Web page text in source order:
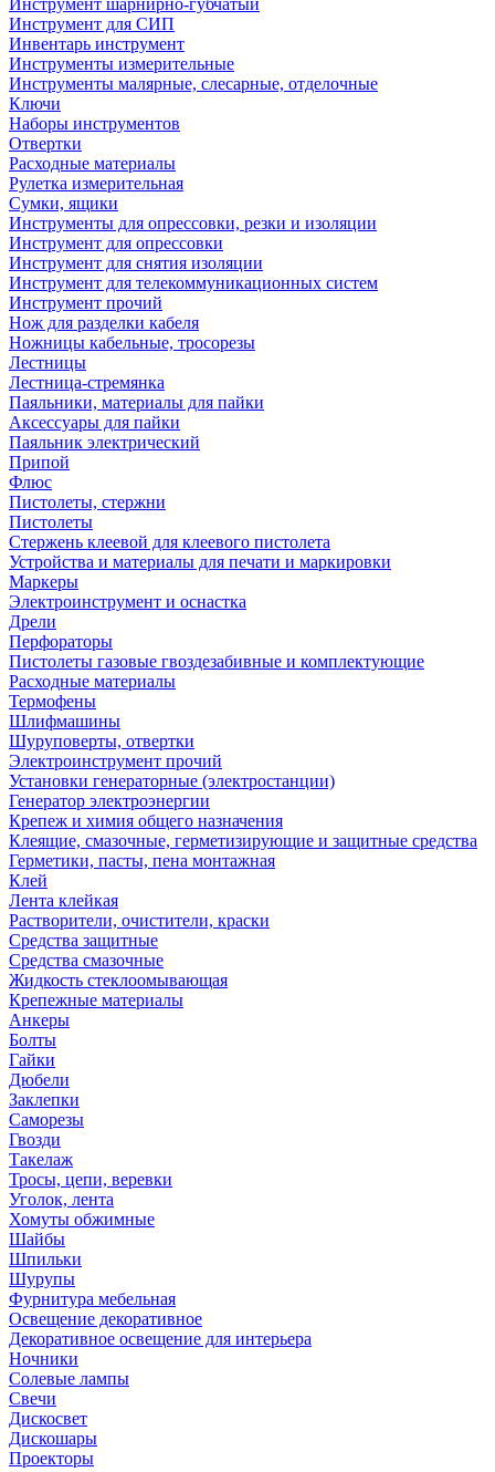
Инструмент шарнирно-губчатый
Инструмент для СИП
Инвентарь инструмент
Инструменты измерительные
Инструменты малярные, слесарные, отделочные
Ключи
Наборы инструментов
Отвертки
Расходные материалы
Рулетка измерительная
Сумки, ящики
Инструменты для опрессовки, резки и изоляции
Инструмент для опрессовки
Инструмент для снятия изоляции
Инструмент для телекоммуникационных систем
Инструмент прочий
Нож для разделки кабеля
Ножницы кабельные, тросорезы
Лестницы
Лестница-стремянка
Паяльники, материалы для пайки
Аксессуары для пайки
Паяльник электрический
Припой
Флюс
Пистолеты, стержни
Пистолеты
Стержень клеевой для клеевого пистолета
Устройства и материалы для печати и маркировки
Маркеры
Электроинструмент и оснастка
Дрели
Перфораторы
Пистолеты газовые гвоздезабивные и комплектующие
Расходные материалы
Термофены
Шлифмашины
Шуруповерты, отвертки
Электроинструмент прочий
Установки генераторные (электростанции)
Генератор электроэнергии
Крепеж и химия общего назначения
Клеящие, смазочные, герметизирующие и защитные средства
Герметики, пасты, пена монтажная
Клей
Лента клейкая
Растворители, очистители, краски
Средства защитные
Средства смазочные
Жидкость стеклоомывающая
Крепежные материалы
Анкеры
Болты
Гайки
Дюбели
Заклепки
Саморезы
Гвозди
Такелаж
Тросы, цепи, веревки
Уголок, лента
Хомуты обжимные
Шайбы
Шпильки
Шурупы
Фурнитура мебельная
Освещение декоративное
Декоративное освещение для интерьера
Ночники
Солевые лампы
Свечи
Дискосвет
Дискошары
Проекторы